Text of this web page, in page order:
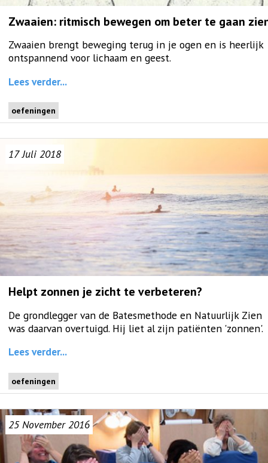
Zwaaien: ritmisch bewegen om beter te gaan
Zwaaien brengt beweging terug in je ogen en is heerlijk
ontspannend voor lichaam en geest.
Lees verder...
oefeningen
17 Juli 2018
Helpt zonnen je zicht te verbeteren?
De grondlegger van de Batesmethode en Natuurlijk Zien
was daarvan overtuigd. Hij liet al zijn patiënten 'zonnen'.
Lees verder...
oefeningen
25 November 2016